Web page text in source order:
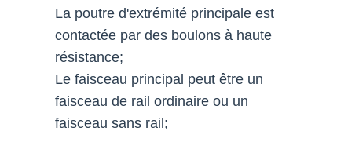
La poutre d'extrémité principale est
contactée par des boulons à haute
résistance;
Le faisceau principal peut être un
faisceau de rail ordinaire ou un
faisceau sans rail;